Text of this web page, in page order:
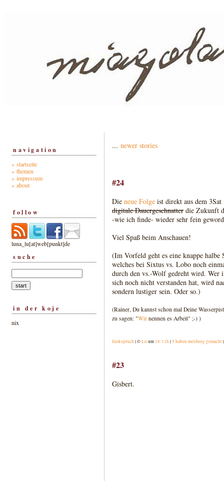
navigation
» startseite
» themen
» impressum
» about
follow
luna_lu[at]web[punkt]de
suche
in der koje
nix
... newer stories
#24
Die neue Folge ist direkt aus dem
digitale Dauergeschnatter die Zukunft
-wie ich finde- wieder sehr fein
Viel Spaß beim Anschauen!
(Im Vorfeld geht es eine knappe
welches bei Sixtus vs. Lobo noch
durch den vs.-Wolf gedreht wird. Wer
sich noch nicht verstanden hat, wird
sondern lustiger sein. Oder so.)
(Rainer, Du kannst schon mal Deine
zu sagen: "Wir nennen es Arbeit" ;-) )
funkspruch | ©Lu um 18:11h |5 haben meldung gemacht
#23
Gisbert.